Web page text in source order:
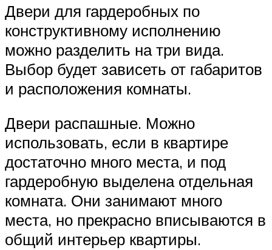
Двери для гардеробных по
конструктивному исполнению
можно разделить на три вида.
Выбор будет зависеть от габаритов
и расположения комнаты.
Двери распашные. Можно
использовать, если в квартире
достаточно много места, и под
гардеробную выделена отдельная
комната. Они занимают много
места, но прекрасно вписываются в
общий интерьер квартиры.